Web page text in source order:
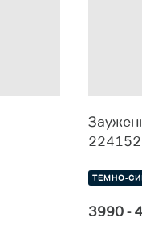
ТЕМНО-
3990 -